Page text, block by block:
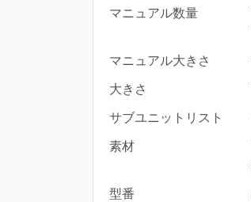
マニュアル数量
マニュアル大きさ
大きさ
サブユニットリスト
素材
型番